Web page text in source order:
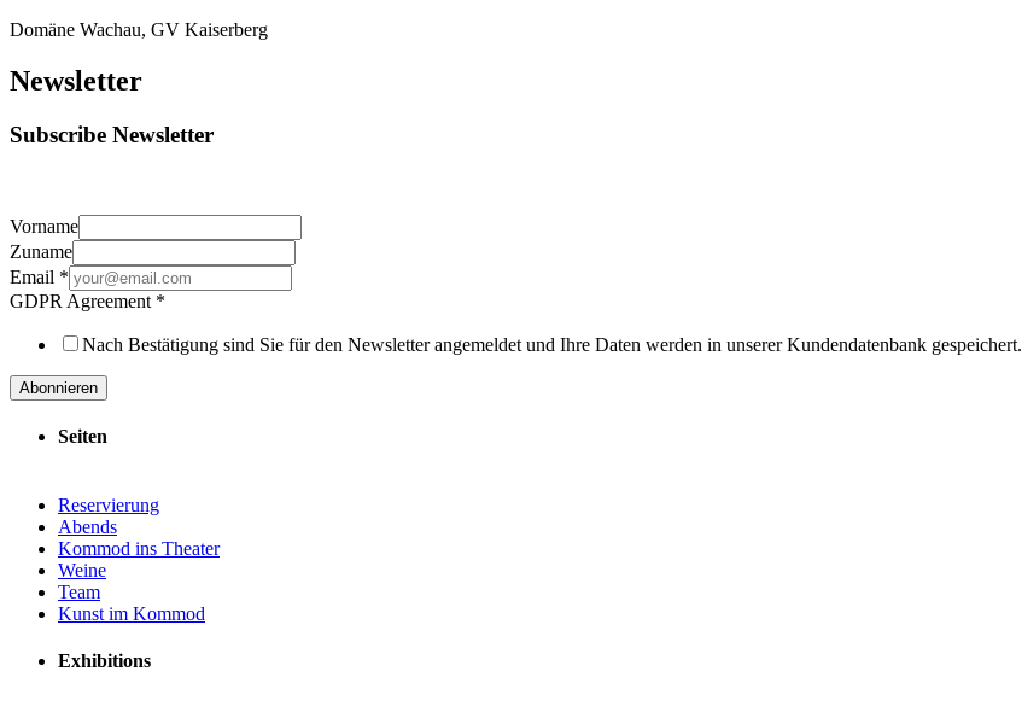
Domäne Wachau, GV Kaiserberg
Newsletter
Subscribe Newsletter
Vorname
Zuname
Email *
GDPR Agreement *
Nach Bestätigung sind Sie für den Newsletter angemeldet und Ihre Daten werden in unserer Kundendatenbank gespeichert.
Abonnieren
Seiten
Reservierung
Abends
Kommod ins Theater
Weine
Team
Kunst im Kommod
Exhibitions